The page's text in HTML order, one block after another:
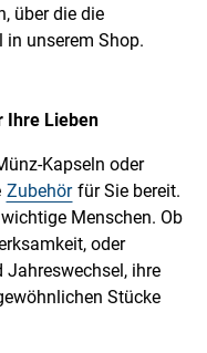
über die die
unserem Shop.
Ihre Lieben
Kapseln oder
Zubehör für Sie bereit.
Menschen. Ob
oder
Jahreswechsel, ihre
Stücke